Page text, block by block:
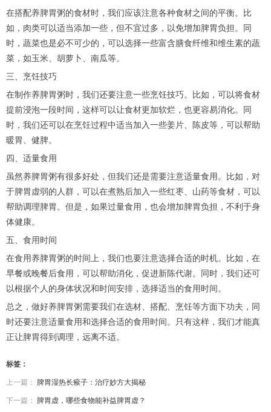
在搭配养脾胃粥的食材时，我们应该注意各种食材之间的平衡。比
如，肉类可以适当添加一些，但不宜过多，以免增加脾胃负担。同
时，蔬菜也是必不可少的，可以选择一些富含膳食纤维和维生素的蔬
菜，如玉米、胡萝卜、南瓜等。
三、烹饪技巧
在制作养脾胃粥时，我们还要注意一些烹饪技巧。比如，可以将食材
提前浸泡一段时间，这样可以让食材更加软烂，也更容易消化。同
时，我们还可以在烹饪过程中适当加入一些姜片、陈皮等，可以帮助
暖胃、健脾。
四、适量食用
虽然养脾胃粥有很多好处，但我们还是需要注意适量食用。比如，对
于脾胃虚弱的人群，可以在煮熟后加入一些红枣、山药等食材，可以
帮助调理脾胃。但是，如果过量食用，也会增加脾胃负担，不利于身
体健康。
五、食用时间
在食用养脾胃粥的时间上，我们也要注意选择合适的时机。比如，在
早餐或晚餐后食用，可以帮助消化，促进新陈代谢。同时，我们还可
以根据个人的身体状况和时间安排，选择适当的食用时间。
总之，做好养脾胃粥需要我们在选材、搭配、烹饪等方面下功夫，同
时还要注意适量食用和选择合适的食用时间。只有这样，我们才能真
正让脾胃得到调理，远离不适。
标签：
上一篇： 脾胃湿热长瘊子：治疗妙方大揭秘
下一篇： 脾胃虚，哪些食物能补益脾胃虚？